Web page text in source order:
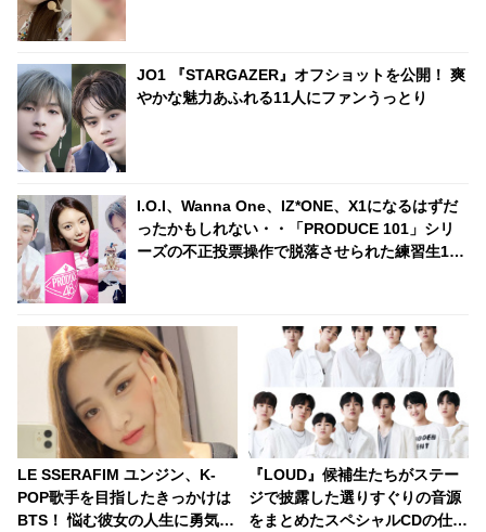
JO1 『STARGAZER』オフショットを公開！ 爽
やかな魅力あふれる11人にファンうっとり
I.O.I、Wanna One、IZ*ONE、X1になるはずだ
ったかもしれない・・「PRODUCE 101」シリ
ーズの不正投票操作で脱落させられた練習生12
LE SSERAFIM ユンジン、K-
POP歌手を目指したきっかけは
BTS！ 悩む彼女の人生に勇気を
『LOUD』候補生たちがステー
ジで披露した選りすぐりの音源
をまとめたスペシャルCDの仕